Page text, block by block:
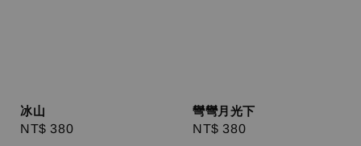
冰山
Regular
NT$ 380
彎彎月光下
Regular
NT$ 380